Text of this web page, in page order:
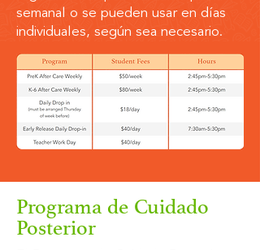
semanal o se pueden usar en días
individuales, según sea necesario.
Programa de Cuidado
Posterior